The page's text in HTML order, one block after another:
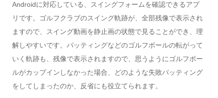
Androidに対応している、スイングフォームを確認できるアプ
リです。ゴルフクラブのスイング軌跡が、全部残像で表示され
ますので、スイング動画を静止画の状態で見ることができ、理
解しやすいです。パッティングなどのゴルフボールの転がって
いく軌跡も、残像で表示されますので、思うようにゴルフボー
ルがカップインしなかった場合、どのような失敗パッティング
をしてしまったのか、反省にも役立てられます。